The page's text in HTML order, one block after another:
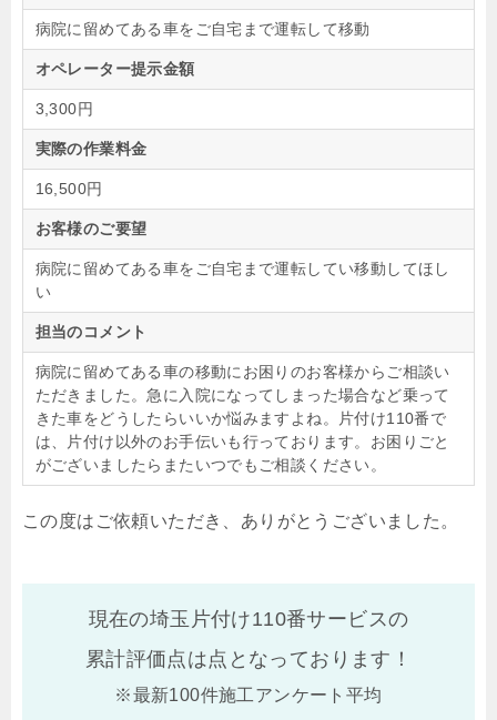
病院に留めてある車をご自宅まで運転して移動
オペレーター提示金額
3,300円
実際の作業料金
16,500円
お客様のご要望
病院に留めてある車をご自宅まで運転してい移動してほし
い
担当のコメント
病院に留めてある車の移動にお困りのお客様からご相談い
ただきました。急に入院になってしまった場合など乗って
きた車をどうしたらいいか悩みますよね。片付け110番で
は、片付け以外のお手伝いも行っております。お困りごと
がございましたらまたいつでもご相談ください。
この度はご依頼いただき、ありがとうございました。
現在の埼玉片付け110番サービスの
累計評価点は点となっております！
※最新100件施工アンケート平均